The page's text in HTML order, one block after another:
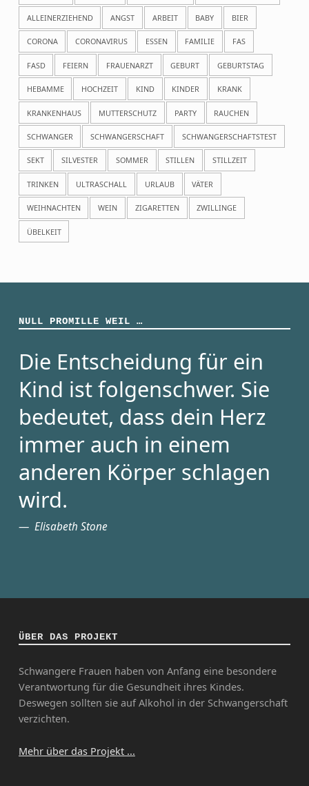
ALLEINERZIEHEND ANGST ARBEIT BABY BIER
CORONA CORONAVIRUS ESSEN FAMILIE FAS
FASD FEIERN FRAUENARZT GEBURT GEBURTSTAG
HEBAMME HOCHZEIT KIND KINDER KRANK
KRANKENHAUS MUTTERSCHUTZ PARTY RAUCHEN
SCHWANGER SCHWANGERSCHAFT SCHWANGERSCHAFTSTEST
SEKT SILVESTER SOMMER STILLEN STILLZEIT
TRINKEN ULTRASCHALL URLAUB VÄTER
WEIHNACHTEN WEIN ZIGARETTEN ZWILLINGE
ÜBELKEIT
NULL PROMILLE WEIL …
Die Entscheidung für ein
Kind ist folgenschwer. Sie
bedeutet, dass dein Herz
immer auch in einem
anderen Körper schlagen
wird.
Elisabeth Stone
ÜBER DAS PROJEKT
Schwangere Frauen haben von Anfang eine besondere
Verantwortung für die Gesundheit ihres Kindes.
Deswegen sollten sie auf Alkohol in der Schwangerschaft
verzichten.
Mehr über das Projekt ...